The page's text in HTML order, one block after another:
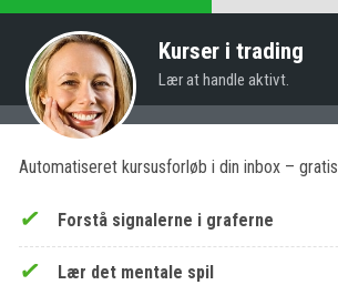
Kurser i trading
Lær at handle aktivt.
Automatiseret kursusforløb i din inbox – gratis
Forstå signalerne i graferne
Lær det mentale spil